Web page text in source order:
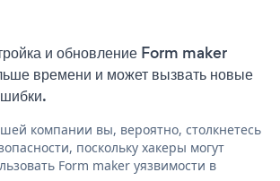
и обновление Form maker
времени и может вызвать новые
компании вы, вероятно, столкнетесь
поскольку хакеры могут
Form maker уязвимости в